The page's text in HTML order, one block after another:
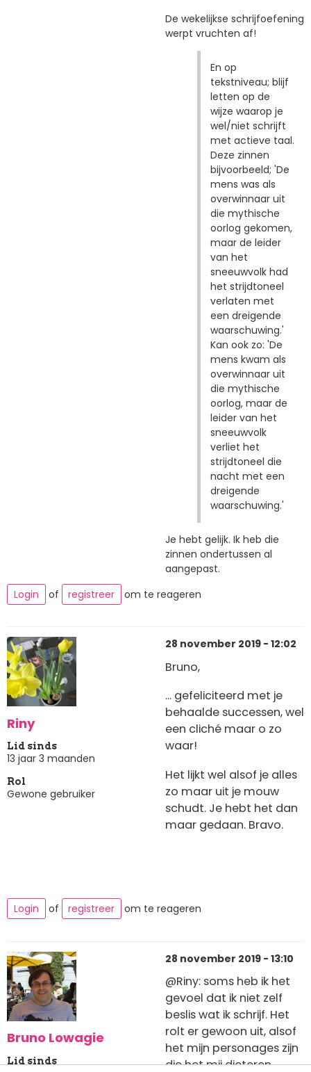
De wekelijkse schrijfoefening
werpt vruchten af!
En op
tekstniveau; blijf
letten op de
wijze waarop je
wel/niet schrijft
met actieve taal.
Deze zinnen
bijvoorbeeld; 'De
mens was als
overwinnaar uit
die mythische
oorlog gekomen,
maar de leider
van het
sneeuwvolk had
het strijdtoneel
verlaten met
een dreigende
waarschuwing.'
Kan ook zo: 'De
mens kwam als
overwinnaar uit
die mythische
oorlog, maar de
leider van het
sneeuwvolk
verliet het
strijdtoneel die
nacht met een
dreigende
waarschuwing.'
Je hebt gelijk. Ik heb die
zinnen ondertussen al
aangepast.
Login
of registreer om te reageren
Riny
Lid sinds
13 jaar 3 maanden
Rol
Gewone gebruiker
28 november 2019 - 12:02
Bruno,
... gefeliciteerd met je
behaalde successen, wel
een cliché maar o zo
waar!
Het lijkt wel alsof je alles
zo maar uit je mouw
schudt. Je hebt het dan
maar gedaan. Bravo.
Login of registreer om te reageren
Bruno Lowagie
Lid sinds
28 november 2019 - 13:10
@Riny: soms heb ik het
gevoel dat ik niet zelf
beslis wat ik schrijf. Het
rolt er gewoon uit, alsof
het mijn personages zijn
die het mij dicteren.